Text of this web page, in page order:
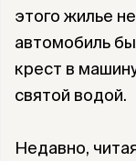
этого жилье
автомобиль
крест в
святой водой.
Недавно,